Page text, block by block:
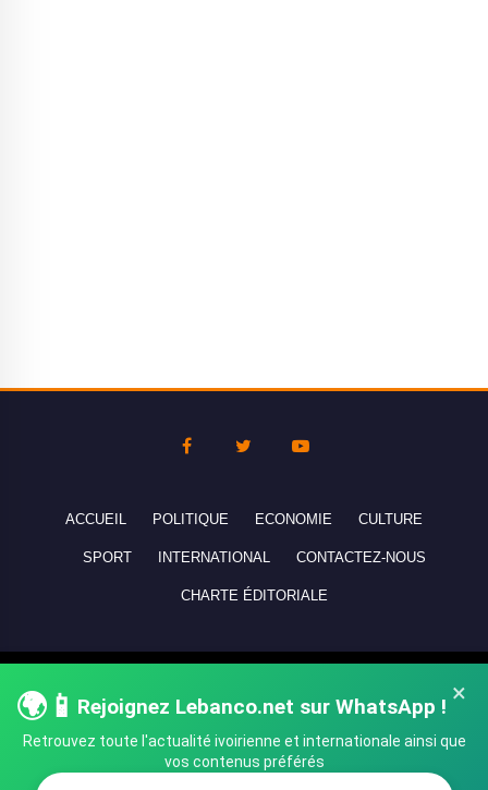
×
🌍📱 Rejoignez Lebanco.net sur WhatsApp !
Retrouvez toute l'actualité ivoirienne et internationale ainsi que
vos contenus préférés
ACCUEIL POLITIQUE ECONOMIE CULTURE
SPORT INTERNATIONAL CONTACTEZ-NOUS
CHARTE ÉDITORIALE
réservés - All rights reserved.